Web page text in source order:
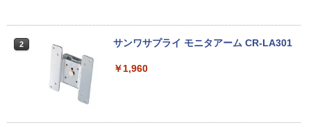
Anker Soundcore Liberty 5 ミッドナイトブ
On My Road (Stadium ver.)
￥250
HUNTER×HUNTER モノクロ版 39 (ジャンプ
ndows11 Pro オフィス搭載 14.1インチ
ニパソコン デル DELL OptiPlex 3050 M
28GB USB 3.0 DisplayPort HDMI Wi-fi
2 サンワサプライ モニタアーム CR-LA301
￥1,960